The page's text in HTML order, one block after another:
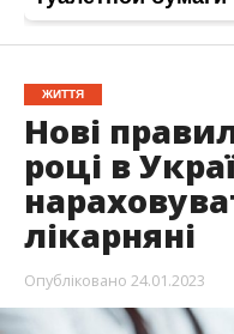
ЖИТТЯ
Нові
році в
лікарняні
Опубліковано 24.01.2023